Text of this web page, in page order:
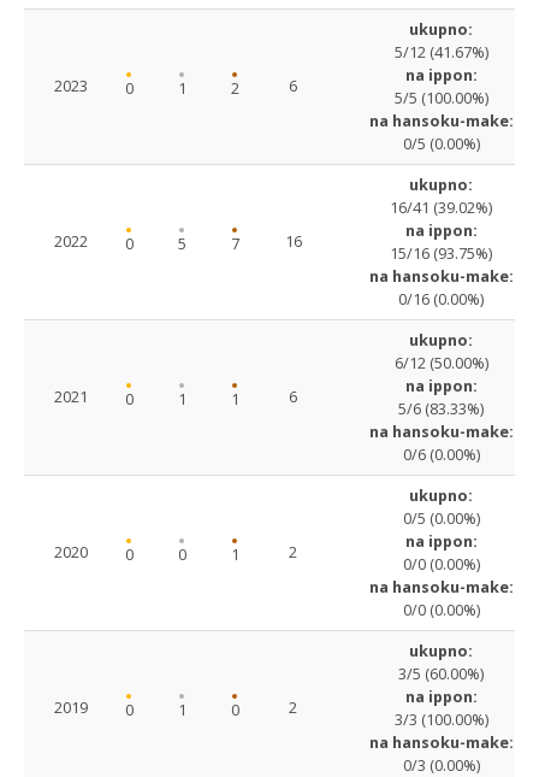
2023 0 1 2 6
ukupno:
5/12 (41.67%)
na ippon:
5/5 (100.00%)
na hansoku-make:
0/5 (0.00%)
2022 0 5 7 16
ukupno:
16/41 (39.02%)
na ippon:
15/16 (93.75%)
na hansoku-make:
0/16 (0.00%)
2021 0 1 1 6
ukupno:
6/12 (50.00%)
na ippon:
5/6 (83.33%)
na hansoku-make:
0/6 (0.00%)
2020 0 0 1 2
ukupno:
0/5 (0.00%)
na ippon:
0/0 (0.00%)
na hansoku-make:
0/0 (0.00%)
2019 0 1 0 2
ukupno:
3/5 (60.00%)
na ippon:
3/3 (100.00%)
na hansoku-make:
0/3 (0.00%)